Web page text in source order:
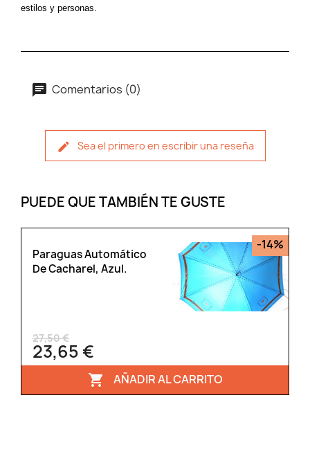
estilos y personas.
Comentarios (0)
Sea el primero en escribir una reseña
PUEDE QUE TAMBIÉN TE GUSTE
Paraguas Automático
De Cacharel, Azul.
27,50 €
23,65 €
-14%
 AÑADIR AL CARRITO